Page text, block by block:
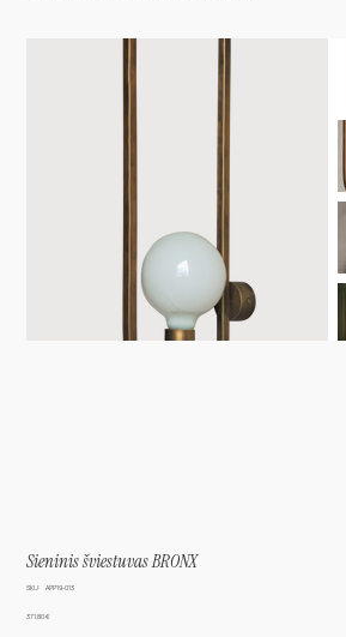
Sieninis šviestuvas BRONX
SKU:
SKU
013
APP19-013
Kaina
371,80 €